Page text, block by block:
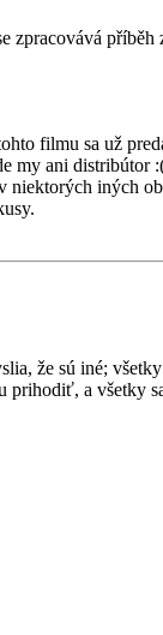
zpracovává příběh
filmu sa už
my ani distribútor
niektorých iných
že sú iné;
prihodiť, a všetky